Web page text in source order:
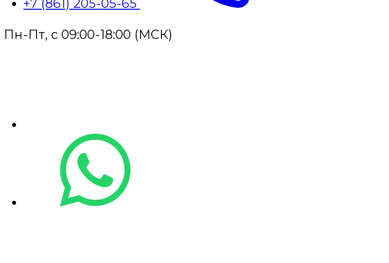
+7 (861) 205-05-65
Пн-Пт, с 09:00-18:00 (МСК)